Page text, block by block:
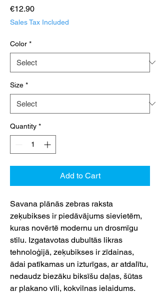
€12.90Price
Sales Tax Included
Color *
Size *
Quantity *
Add to Cart
Savana plānās zebras raksta
zeķubikses ir piedāvājums sievietēm,
kuras novērtē modernu un drosmīgu
stilu. Izgatavotas dubultās likras
tehnoloģijā, zeķubikses ir zīdainas,
ādai patīkamas un izturīgas, ar atdalītu,
nedaudz biezāku biksīšu daļas, šūtas
ar plakano vīli, kokvilnas ielaidums.